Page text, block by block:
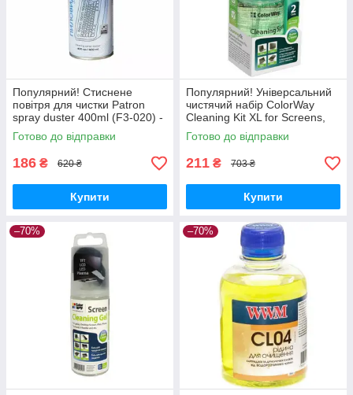
Популярний! Стиснене
повітря для чистки Patron
spray duster 400ml (F3-020) -
Краща якість тільки на
Nukleon.com.ua
Готово до відправки
186 ₴ 620 ₴
Купити
Популярний! Універсальний
чистячий набір ColorWay
Cleaning Kit XL for Screens,
TVs, PCs (CW-5200) - Краща
якість тільки на
Готово до відправки
211 ₴ 703 ₴
Купити
–70% –70%